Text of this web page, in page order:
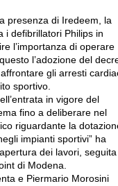
presenza di Iredeem, la
i defibrillatori Philips in
l’importanza di operare
l’adozione del
gli arresti
sportivo.
in vigore del
fino a deliberare nel
riguardante la
impianti sportivi” ha
dei lavori, seguita
di Modena.
e Piermario Morosini